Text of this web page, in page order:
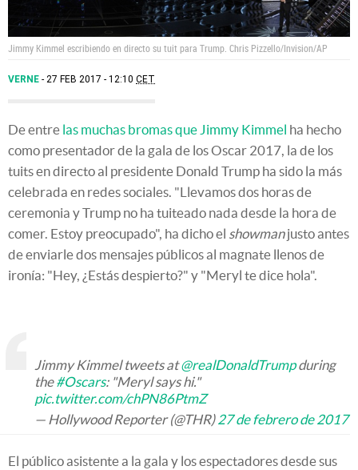
Jimmy Kimmel escribiendo en directo su tuit para Trump. Chris Pizzello/Invision/AP
VERNE 27 FEB 2017 - 12:10 CET
De entre las muchas bromas que Jimmy Kimmel ha hecho
como presentador de la gala de los Oscar 2017, la de los
tuits en directo al presidente Donald Trump ha sido la más
celebrada en redes sociales. "Llevamos dos horas de
ceremonia y Trump no ha tuiteado nada desde la hora de
comer. Estoy preocupado", ha dicho el showmanjusto antes
de enviarle dos mensajes públicos al magnate llenos de
ironía: "Hey, ¿Estás despierto?" y "Meryl te dice hola".
Jimmy Kimmel tweets at@realDonaldTrumpduring
the#Oscars: "Meryl says hi."
pic.twitter.com/chPN86PtmZ
— Hollywood Reporter (@THR)27 de febrero de 2017
El público asistente a la gala y los espectadores desde sus